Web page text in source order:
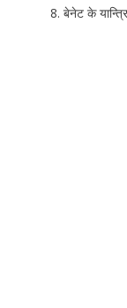
बेनेट के